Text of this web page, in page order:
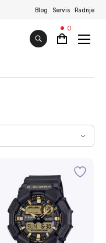
Blog Servis Radnje
0